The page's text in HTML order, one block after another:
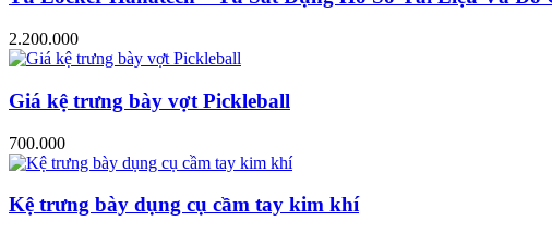
2.200.000
Giá kệ trưng bày vợt Pickleball
700.000
Kệ trưng bày dụng cụ cầm tay kim khí